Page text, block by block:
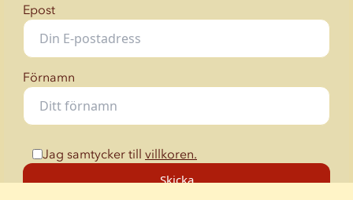
Epost
Förnamn
Jag samtycker till villkoren.